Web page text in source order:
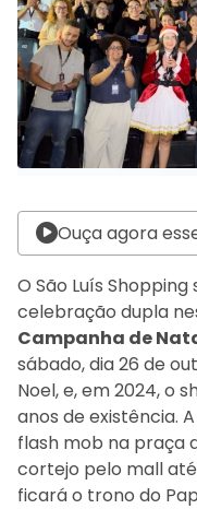
Ouça agora
O São Luís
celebração dupla
Campanha de
sábado, dia 26 de
Noel, e, em 2024, o
anos de existência.
flash mob na praça
cortejo pelo mall
ficará o trono do